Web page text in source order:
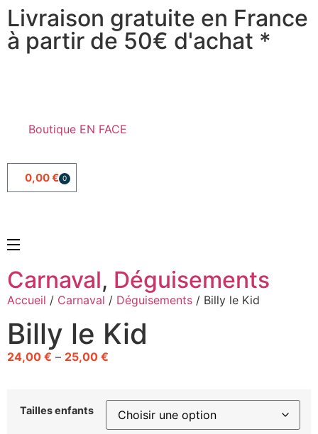
Livraison gratuite en France
à partir de 50€ d'achat *
Boutique EN FACE
0,00€ 0
Carnaval, Déguisements
Accueil / Carnaval / Déguisements / Billy le Kid
Billy le Kid
24,00 € – 25,00 €
Tailles enfants